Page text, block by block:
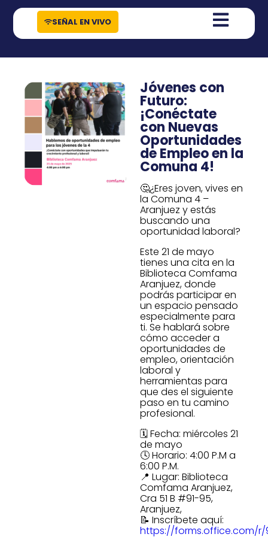
contenido
SEÑAL EN VIVO
Jóvenes con
Futuro:
¡Conéctate
con Nuevas
Oportunidades
de Empleo en la
Comuna 4!
🤔¿Eres joven, vives en
la Comuna 4 –
Aranjuez y estás
buscando una
oportunidad laboral?
Este 21 de mayo
tienes una cita en la
Biblioteca Comfama
Aranjuez, donde
podrás participar en
un espacio pensado
especialmente para
ti. Se hablará sobre
cómo acceder a
oportunidades de
empleo, orientación
laboral y
herramientas para
que des el siguiente
paso en tu camino
profesional.
🗓️ Fecha: miércoles 21
de mayo
🕓 Horario: 4:00 P.M a
6:00 P.M.
📍 Lugar: Biblioteca
Comfama Aranjuez,
Cra 51 B #91-95,
Aranjuez,
📝 Inscríbete aquí:
https://forms.office.com/r/